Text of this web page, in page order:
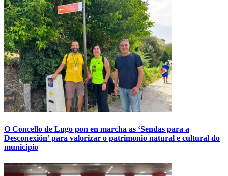
O Concello de Lugo pon en marcha as ‘Sendas para a
Desconexión’ para valorizar o patrimonio natural e cultural do
municipio